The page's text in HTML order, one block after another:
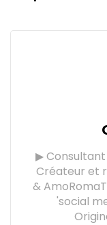
▶
Créateur et
&
'social